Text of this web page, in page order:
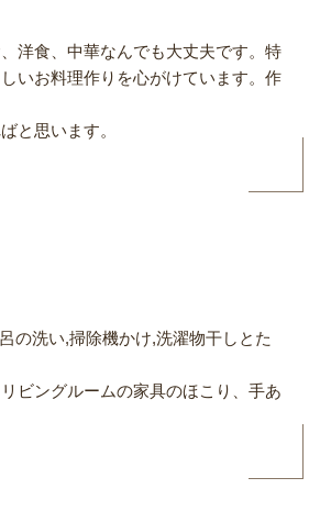
洋食、中華なんでも大丈夫です。特
いお料理作りを心がけています。作
と思います。
の洗い,掃除機かけ,洗濯物干しとた
ビングルームの家具のほこり、手あ